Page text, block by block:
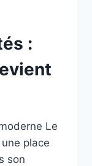
:
Le
place
son